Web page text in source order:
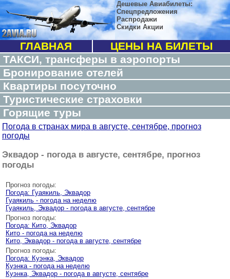
Дешевые Авиабилеты:
Спецпредложения
Распродажи
Скидки Акции
ГЛАВНАЯ
ЦЕНЫ НА БИЛЕТЫ
ТАКСИ, трансферы в аэропорты
Бронирование отелей
Квартиры посуточно
Туристические страховки
Горящие туры
Погода в странах мира в августе, сентябре, прогноз
погоды
Эквадор - погода в августе, сентябре, прогноз
погоды
Прогноз погоды:
Погода: Гуаякиль, Эквадор
Гуаякиль - погода на неделю
Гуаякиль, Эквадор - погода в августе, сентябре
Прогноз погоды:
Погода: Кито, Эквадор
Кито - погода на неделю
Кито, Эквадор - погода в августе, сентябре
Прогноз погоды:
Погода: Куэнка, Эквадор
Куэнка - погода на неделю
Куэнка, Эквадор - погода в августе, сентябре